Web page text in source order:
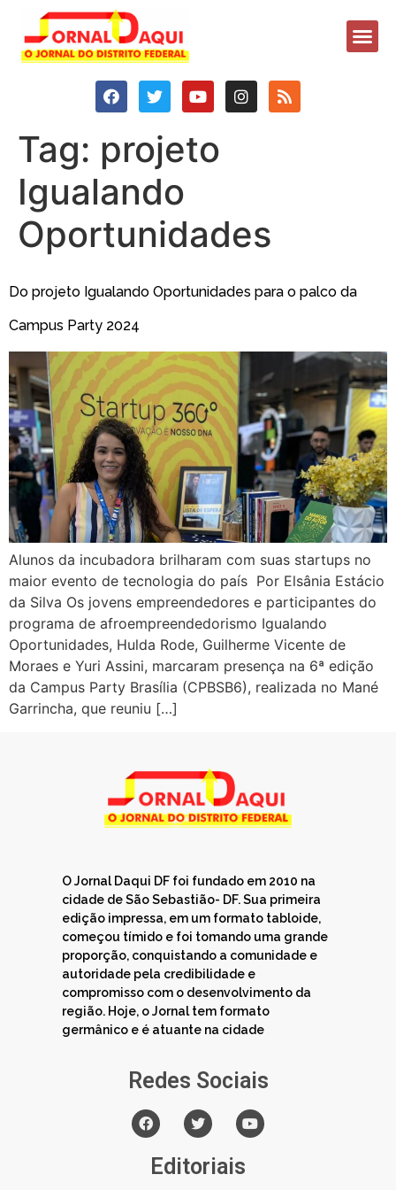
Tag: projeto
Igualando
Oportunidades
Do projeto Igualando Oportunidades para o palco da
Campus Party 2024
Alunos da incubadora brilharam com suas startups no
maior evento de tecnologia do país Por Elsânia Estácio
da Silva Os jovens empreendedores e participantes do
programa de afroempreendedorismo Igualando
Oportunidades, Hulda Rode, Guilherme Vicente de
Moraes e Yuri Assini, marcaram presença na 6ª edição
da Campus Party Brasília (CPBSB6), realizada no Mané
Garrincha, que reuniu […]
O Jornal Daqui DF foi fundado em 2010 na
cidade de São Sebastião- DF. Sua primeira
edição impressa, em um formato tabloide,
começou tímido e foi tomando uma grande
proporção, conquistando a comunidade e
autoridade pela credibilidade e
compromisso com o desenvolvimento da
região. Hoje, o Jornal tem formato
germânico e é atuante na cidade
Redes Sociais
Editoriais